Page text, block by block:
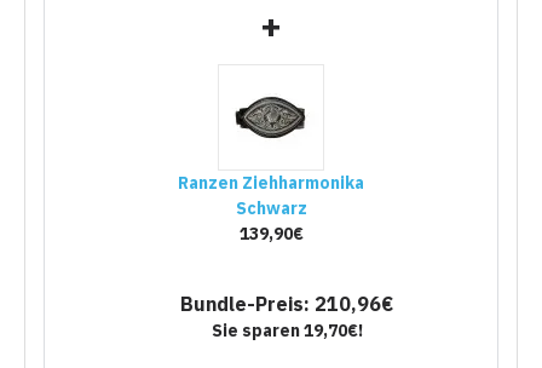
+
Ranzen Ziehharmonika
Schwarz
139,90€
Bundle-Preis: 210,96€
Sie sparen 19,70€!